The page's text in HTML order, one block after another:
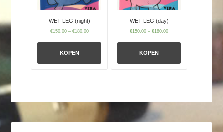
WET LEG (night)
€150.00– €180.00
KOPEN
WET LEG (day)
€150.00 –€180.00
KOPEN